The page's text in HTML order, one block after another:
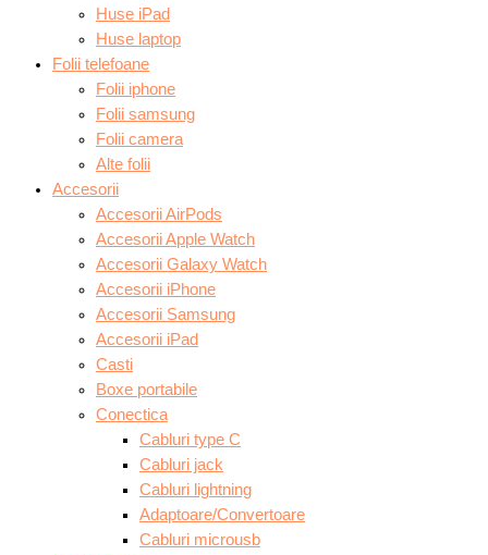
Huse iPad
Huse laptop
Folii telefoane
Folii iphone
Folii samsung
Folii camera
Alte folii
Accesorii
Accesorii AirPods
Accesorii Apple Watch
Accesorii Galaxy Watch
Accesorii iPhone
Accesorii Samsung
Accesorii iPad
Casti
Boxe portabile
Conectica
Cabluri type C
Cabluri jack
Cabluri lightning
Adaptoare/Convertoare
Cabluri microusb